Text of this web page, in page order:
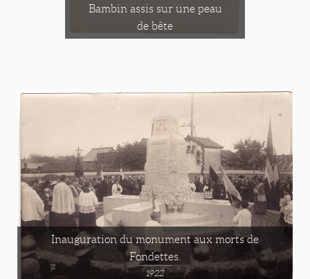
Bambin assis sur une peau
de bête
Inauguration du monument aux morts de
Fondettes.
1922